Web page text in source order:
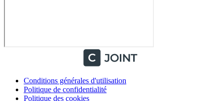
Conditions générales d'utilisation
Politique de confidentialité
Politique des cookies